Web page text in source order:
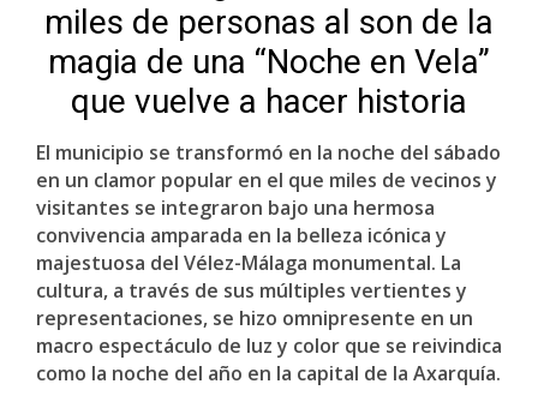
miles de personas al son de la
magia de una “Noche en Vela”
que vuelve a hacer historia
El municipio se transformó en la noche del sábado
en un clamor popular en el que miles de vecinos y
visitantes se integraron bajo una hermosa
convivencia amparada en la belleza icónica y
majestuosa del Vélez-Málaga monumental. La
cultura, a través de sus múltiples vertientes y
representaciones, se hizo omnipresente en un
macro espectáculo de luz y color que se reivindica
como la noche del año en la capital de la Axarquía.